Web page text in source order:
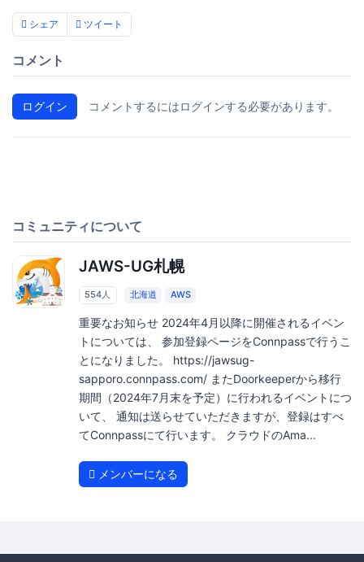
シェア ツイート
コメント
ログイン コメントするにはログインする必要があります。
コミュニティについて
JAWS-UG札幌
554人 北海道 AWS
重要なお知らせ 2024年4月以降に開催されるイベン
トについては、 参加登録ページをConnpassで行うこ
とになりました。 https://jawsug-
sapporo.connpass.com/ またDoorkeeperから移行
期間（2024年7月末を予定）に行われるイベントにつ
いて、 通知は送らせていただきますが、登録はすべ
てConnpassにて行います。 クラウドのAma...
メンバーになる